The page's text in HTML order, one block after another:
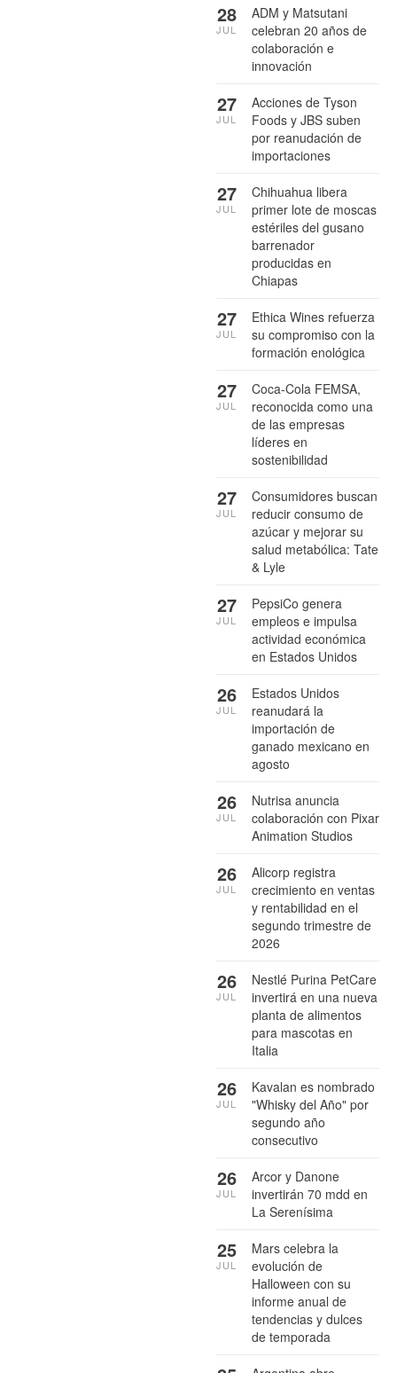
ADM y Matsutani
celebran 20 años de
colaboración e
innovación
28
JUL
Acciones de Tyson
Foods y JBS suben
por reanudación de
importaciones
27
JUL
Chihuahua libera
primer lote de moscas
estériles del gusano
barrenador
producidas en
Chiapas
27
JUL
Ethica Wines refuerza
su compromiso con la
formación enológica
27
JUL
Coca-Cola FEMSA,
reconocida como una
de las empresas
líderes en
sostenibilidad
27
JUL
Consumidores buscan
reducir consumo de
azúcar y mejorar su
salud metabólica: Tate
& Lyle
27
JUL
PepsiCo genera
empleos e impulsa
actividad económica
en Estados Unidos
27
JUL
Estados Unidos
reanudará la
importación de
ganado mexicano en
agosto
26
JUL
Nutrisa anuncia
colaboración con Pixar
Animation Studios
26
JUL
Alicorp registra
crecimiento en ventas
y rentabilidad en el
segundo trimestre de
2026
26
JUL
Nestlé Purina PetCare
invertirá en una nueva
planta de alimentos
para mascotas en
Italia
26
JUL
Kavalan es nombrado
"Whisky del Año" por
segundo año
consecutivo
26
JUL
Arcor y Danone
invertirán 70 mdd en
La Serenísima
26
JUL
Mars celebra la
evolución de
Halloween con su
informe anual de
tendencias y dulces
de temporada
25
JUL